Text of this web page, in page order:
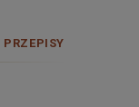
PRZEPISY